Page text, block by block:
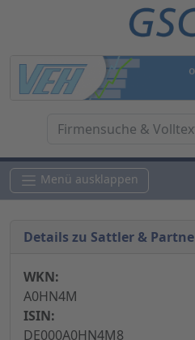
Menü ausklappen
Details zu Sattler &
WKN:
A0HN4M
ISIN:
DE000A0HN4M8